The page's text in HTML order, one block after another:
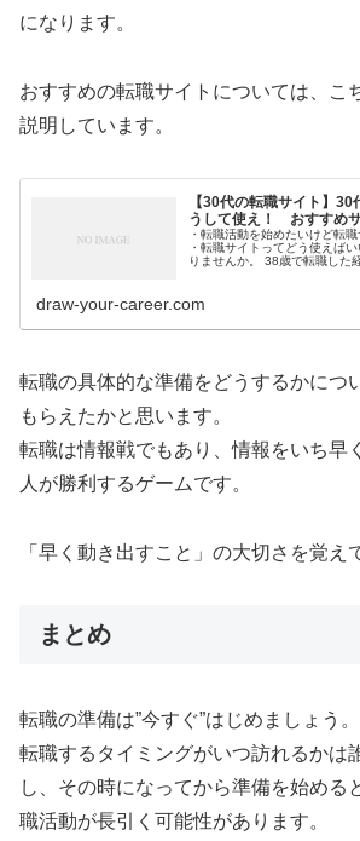
になります。
おすすめの転職サイトについては、こ
説明しています。
【30代の転職サイト】
うして使え！ おすすめ
・転職活動を始めたいけど転
・転職サイトってどう使えばいいの？ このよう
りませんか。 38歳で転職した経験者から言わせてもらう
draw-your-career.com
転職の具体的な準備をどうするかにつ
もらえたかと思います。
転職は情報戦でもあり、情報をいち早
人が勝利するゲームです。
「早く動き出すこと」の大切さを覚え
まとめ
転職の準備は”今すぐ”はじめましょう。
転職するタイミングがいつ訪れるかは
し、その時になってから準備を始める
職活動が長引く可能性があります。